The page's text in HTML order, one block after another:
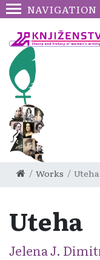
NAVIGATION
Works Uteha
Uteha
Jelena J.